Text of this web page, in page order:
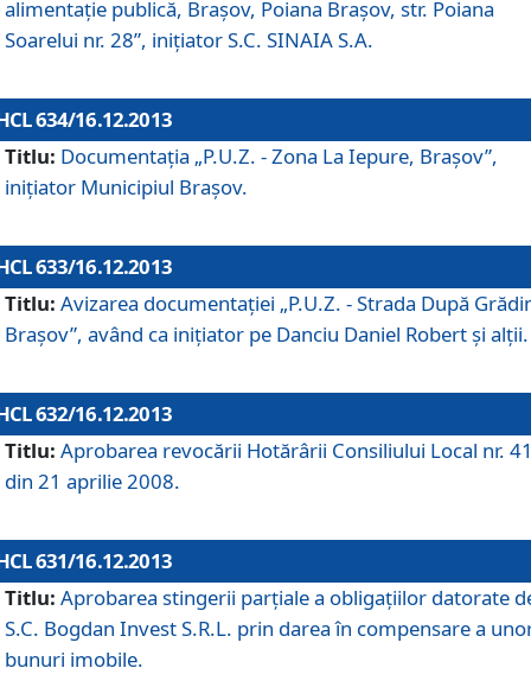
alimentaţie publică, Braşov, Poiana Braşov, str. Poiana
Soarelui nr. 28”, iniţiator S.C. SINAIA S.A.
634/16.12.2013
Titlu: Documentaţia „P.U.Z. - Zona La Iepure, Braşov”,
iniţiator Municipiul Braşov.
633/16.12.2013
Titlu: Avizarea documentaţiei „P.U.Z. - Strada După
Braşov”, având ca iniţiator pe Danciu Daniel Robert şi alţii.
632/16.12.2013
Titlu: Aprobarea revocării Hotărârii Consiliului Local nr.
din 21 aprilie 2008.
631/16.12.2013
Titlu: Aprobarea stingerii parţiale a obligaţiilor datorate
S.C. Bogdan Invest S.R.L. prin darea în compensare a
bunuri imobile.